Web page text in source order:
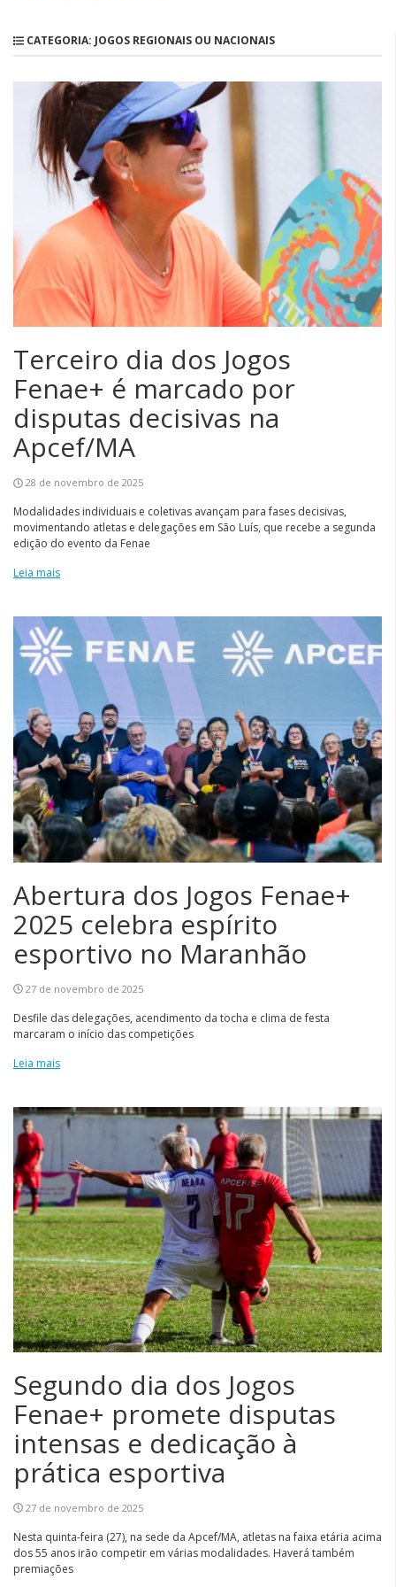
APCEF/SP
CATEGORIA: JOGOS REGIONAIS OU NACIONAIS
Terceiro dia dos Jogos
Fenae+ é marcado por
disputas decisivas na
Apcef/MA
28 de novembro de 2025
Modalidades individuais e coletivas avançam para fases decisivas,
movimentando atletas e delegações em São Luís, que recebe a segunda
edição do evento da Fenae
Leia mais
Abertura dos Jogos Fenae+
2025 celebra espírito
esportivo no Maranhão
27 de novembro de 2025
Desfile das delegações, acendimento da tocha e clima de festa
marcaram o início das competições
Leia mais
Segundo dia dos Jogos
Fenae+ promete disputas
intensas e dedicação à
prática esportiva
27 de novembro de 2025
Nesta quinta-feira (27), na sede da Apcef/MA, atletas na faixa etária acima
dos 55 anos irão competir em várias modalidades. Haverá também
premiações